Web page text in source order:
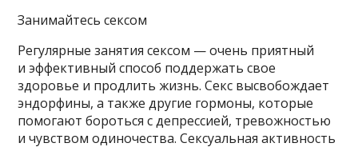
Занимайтесь сексом
Регулярные занятия сексом — очень приятный
и эффективный способ поддержать свое
здоровье и продлить жизнь. Секс высвобождает
эндорфины, а также другие гормоны, которые
помогают бороться с депрессией, тревожностью
и чувством одиночества. Сексуальная активность